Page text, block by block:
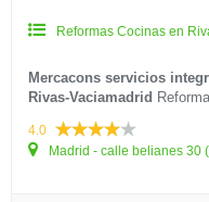
Reformas Cocinas en
Mercacons servicios
Rivas-Vaciamadrid
4.0
Madrid - calle belianes 30